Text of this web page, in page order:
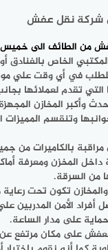
شركة نقل عفش
من الطائف الى
الخاص بالفنادق
في أي وقت علي
التي تقدم لعملائها
وأكبر المخازن
وتنقسم
بالكاميرات من
المخزن ومعرفة
من السرقة.
تكون تحت
الأمن المدربين
على مدار الساعة.
على مكان مرتفع